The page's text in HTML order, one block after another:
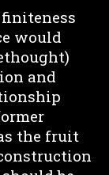
would
and
the fruit